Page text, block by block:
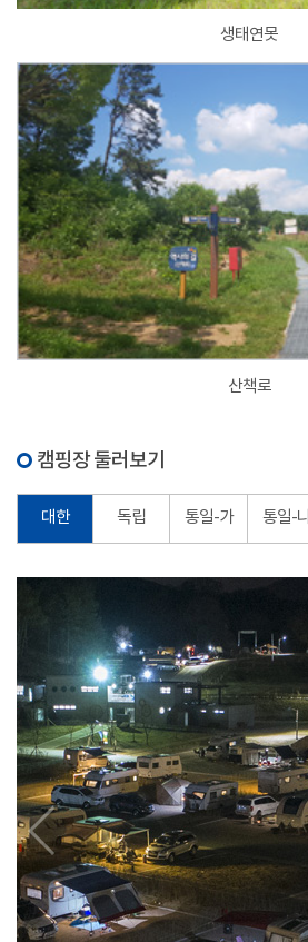
생태연못
산책로
캠핑장 둘러보기
대한 독립 통일-가 통일-